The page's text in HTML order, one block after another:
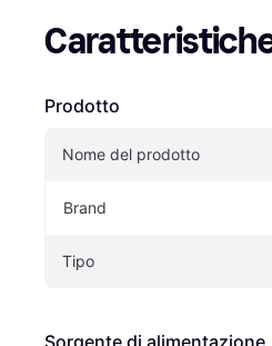
Prodotto
Nome del prodotto
Brand
Tipo
Sorgente di alimentazione